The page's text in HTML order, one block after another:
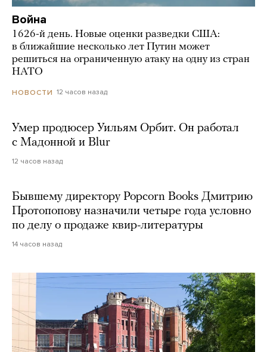
Война
1626-й день. Новые оценки разведки США:
в ближайшие несколько лет Путин может
решиться на ограниченную атаку на одну из стран
НАТО
НОВОСТИ 12 часов назад
Умер продюсер Уильям Орбит. Он работал
с Мадонной и Blur
12 часов назад
Бывшему директору Popcorn Books Дмитрию
Протопопову назначили четыре года условно
по делу о продаже квир-литературы
14 часов назад